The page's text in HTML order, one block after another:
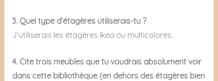
3. Quel type d’étagères utiliserais-tu ?
J’utiliserais les étagères Ikea ou multicolores.
4. Cite trois meubles que tu voudrais absolument voir
dans cette bibliothèque (en dehors des étagères bien